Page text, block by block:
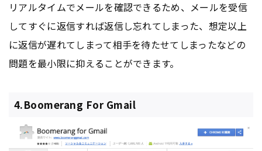
リアルタイムでメールを確認できるため、メールを受信
してすぐに返信すれば返信し忘れてしまった、想定以上
に返信が遅れてしまって相手を待たせてしまったなどの
問題を最小限に抑えることができます。
4.Boomerang For Gmail